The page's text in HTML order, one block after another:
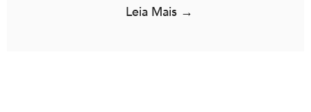
Leia Mais →